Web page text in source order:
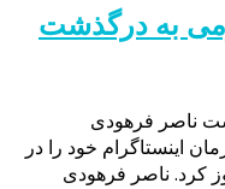
به درگذشت
ناصر فرهودی
خود را در
کرد. ناصر فرهودی